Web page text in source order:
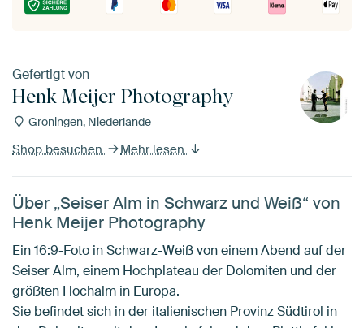
Gefertigt von
Henk Meijer Photography
Groningen, Niederlande
Shop besuchen Mehr lesen
Über „Seiser Alm in Schwarz und Weiß“ von
Henk Meijer Photography
Ein 16:9-Foto in Schwarz-Weiß von einem Abend auf der
Seiser Alm, einem Hochplateau der Dolomiten und der
größten Hochalm in Europa.
Sie befindet sich in der italienischen Provinz Südtirol in